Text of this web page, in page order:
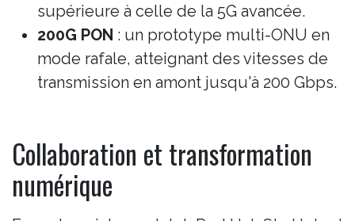
supérieure à celle de la 5G avancée.
200G PON : un prototype multi-ONU en
mode rafale, atteignant des vitesses de
transmission en amont jusqu'à 200 Gbps.
Collaboration et transformation
numérique